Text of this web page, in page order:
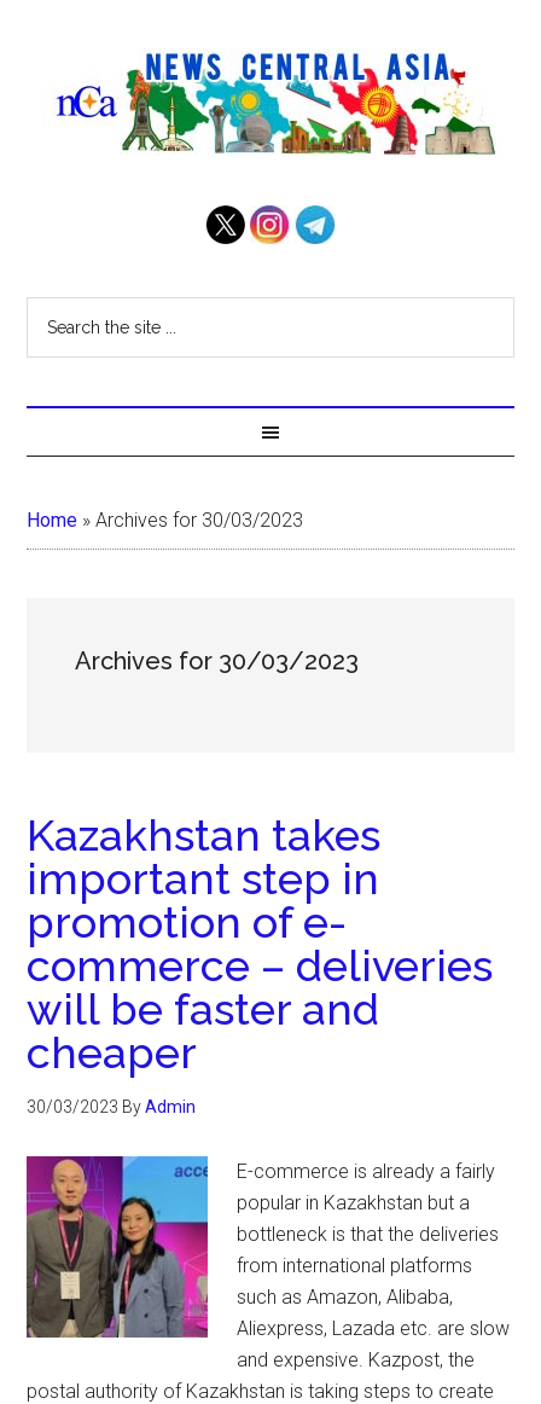
Home »Archives for 30/03/2023
Archives for 30/03/2023
Kazakhstan takes
important step in
promotion of e-
commerce – deliveries
will be faster and
cheaper
30/03/2023 ByAdmin
E-commerce is already a fairly
popular in Kazakhstan but a
bottleneck is that the deliveries
from international platforms
such as Amazon, Alibaba,
Aliexpress, Lazada etc. are slow
and expensive. Kazpost, the
postal authority of Kazakhstan is taking steps to create